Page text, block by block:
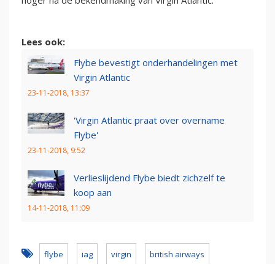
Lees ook:
Flybe bevestigt onderhandelingen met
Virgin Atlantic
23-11-2018, 13:37
'Virgin Atlantic praat over overname
Flybe'
23-11-2018, 9:52
Verlieslijdend Flybe biedt zichzelf te
koop aan
14-11-2018, 11:09
flybe iag virgin british airways